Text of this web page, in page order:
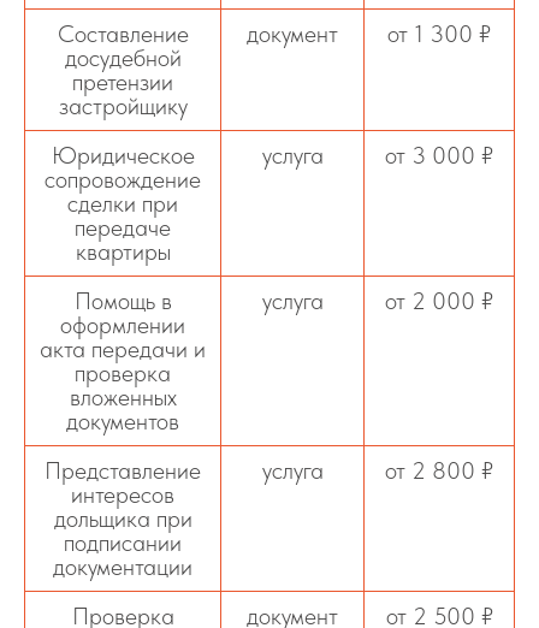
Составление
досудебной
претензии
застройщику
документ от 1 300 ₽
Юридическое
сопровождение
сделки при
передаче
квартиры
услуга от 3 000 ₽
Помощь в
оформлении
акта передачи и
проверка
вложенных
документов
услуга от 2 000 ₽
Представление
интересов
дольщика при
подписании
документации
услуга от 2 800 ₽
Проверка
документ от 2 500 ₽